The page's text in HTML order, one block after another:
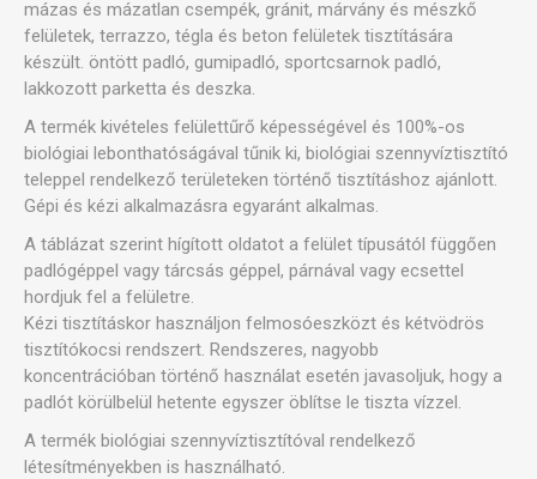
mázas és mázatlan csempék, gránit, márvány és mészkő
felületek, terrazzo, tégla és beton felületek tisztítására
készült. öntött padló, gumipadló, sportcsarnok padló,
lakkozott parketta és deszka.
A termék kivételes felülettűrő képességével és 100%-os
biológiai lebonthatóságával tűnik ki, biológiai szennyvíztisztító
teleppel rendelkező területeken történő tisztításhoz ajánlott.
Gépi és kézi alkalmazásra egyaránt alkalmas.
A táblázat szerint hígított oldatot a felület típusától függően
padlógéppel vagy tárcsás géppel, párnával vagy ecsettel
hordjuk fel a felületre.
Kézi tisztításkor használjon felmosóeszközt és kétvödrös
tisztítókocsi rendszert. Rendszeres, nagyobb
koncentrációban történő használat esetén javasoljuk, hogy a
padlót körülbelül hetente egyszer öblítse le tiszta vízzel.
A termék biológiai szennyvíztisztítóval rendelkező
létesítményekben is használható.